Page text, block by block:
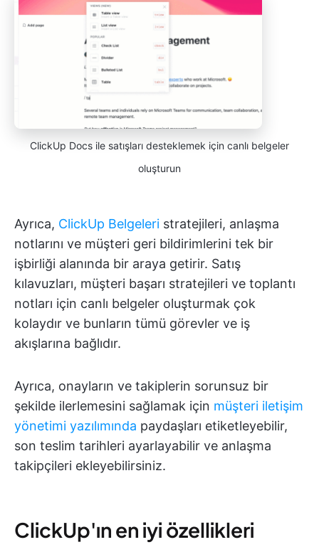
ClickUp Docs ile satışları desteklemek için canlı belgeler
oluşturun
Ayrıca, ClickUp Belgeleri stratejileri, anlaşma
notlarını ve müşteri geri bildirimlerini tek bir
işbirliği alanında bir araya getirir. Satış
kılavuzları, müşteri başarı stratejileri ve toplantı
notları için canlı belgeler oluşturmak çok
kolaydır ve bunların tümü görevler ve iş
akışlarına bağlıdır.
Ayrıca, onayların ve takiplerin sorunsuz bir
şekilde ilerlemesini sağlamak için müşteri iletişim
yönetimi yazılımında paydaşları etiketleyebilir,
son teslim tarihleri ayarlayabilir ve anlaşma
takipçileri ekleyebilirsiniz.
ClickUp'ın en iyi özellikleri